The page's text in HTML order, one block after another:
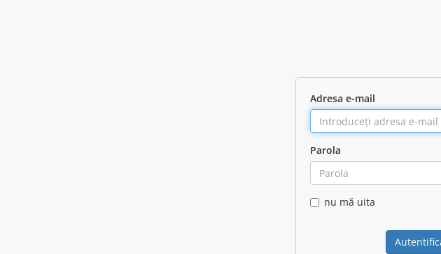
Adresa e-mail
Parola
nu mă uita